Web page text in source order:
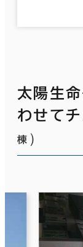
太陽生
わせて
棟 ）